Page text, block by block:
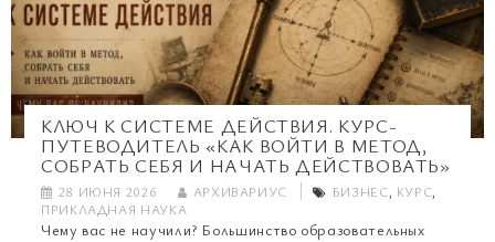
КЛЮЧ К СИСТЕМЕ ДЕЙСТВИЯ. КУРС-
ПУТЕВОДИТЕЛЬ «КАК ВОЙТИ В МЕТОД,
СОБРАТЬ СЕБЯ И НАЧАТЬ ДЕЙСТВОВАТЬ»
28 ИЮНЯ 2026 АРХИВАРИУС БИЗНЕС, КУРС,
ПРИКЛАДНАЯ НАУКА
Чему вас не научили? Большинство образовательных